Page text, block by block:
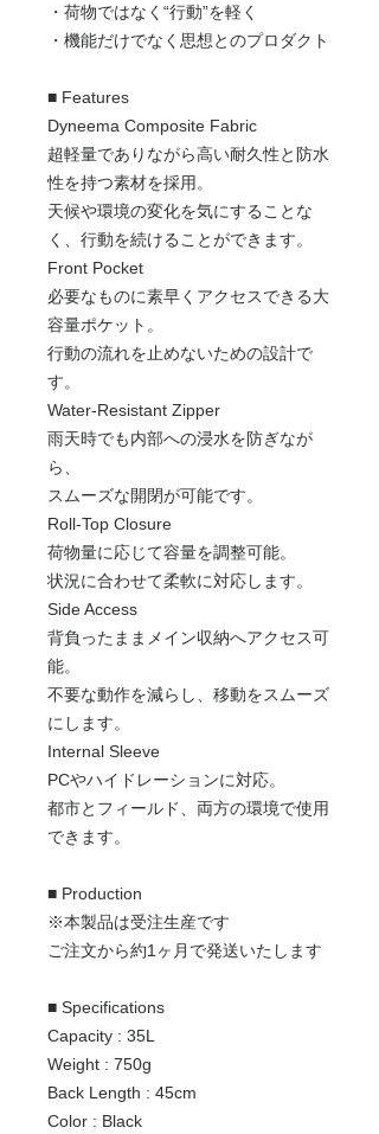
・荷物ではなく“行動”を軽く
・機能だけでなく思想とのプロダクト
■ Features
Dyneema Composite Fabric
超軽量でありながら高い耐久性と防水
性を持つ素材を採用。
天候や環境の変化を気にすることな
く、行動を続けることができます。
Front Pocket
必要なものに素早くアクセスできる大
容量ポケット。
行動の流れを止めないための設計で
す。
Water-Resistant Zipper
雨天時でも内部への浸水を防ぎなが
ら、
スムーズな開閉が可能です。
Roll-Top Closure
荷物量に応じて容量を調整可能。
状況に合わせて柔軟に対応します。
Side Access
背負ったままメイン収納へアクセス可
能。
不要な動作を減らし、移動をスムーズ
にします。
Internal Sleeve
PCやハイドレーションに対応。
都市とフィールド、両方の環境で使用
できます。
■ Production
※本製品は受注生産です
ご注文から約1ヶ月で発送いたします
■ Specifications
Capacity : 35L
Weight : 750g
Back Length : 45cm
Color : Black